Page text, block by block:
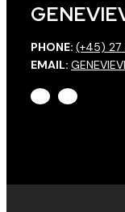
PHONE: (+45) 27
EMAIL: